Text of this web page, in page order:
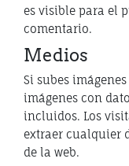
es visible para el
comentario.
Medios
Si subes
imágenes con
incluidos. Los
extraer cualquier
de la web.